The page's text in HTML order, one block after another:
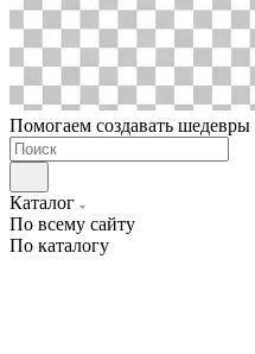
Помогаем создавать шедевры
Каталог
По всему сайту
По каталогу